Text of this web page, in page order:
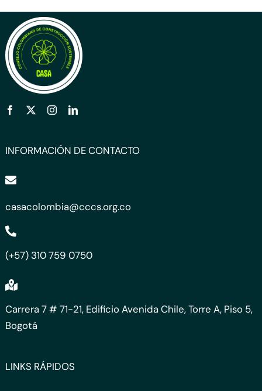
INFORMACIÓN DE CONTACTO
casacolombia@cccs.org.co
(+57) 310 759 0750
Carrera 7 # 71-21, Edificio Avenida Chile, Torre A, Piso 5,
Bogotá
LINKS RÁPIDOS